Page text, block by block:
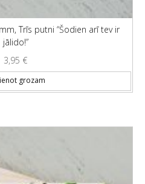
Trīs putni “Šodien arī tev ir
jālido!”
3,95 €
grozam